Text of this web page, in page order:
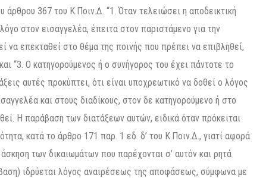
367 του Κ.Ποιν.Δ. “1. Όταν τελειώσει η αποδεικτική
στον εισαγγελέα, έπειτα στον παριστάμενο για την
να επεκταθεί στο θέμα της ποινής που πρέπει να επιβληθεί,
“3. Ο κατηγορούμενος ή ο συνήγορος του έχει πάντοτε το
αυτές προκύπτει, ότι είναι υποχρεωτικό να δοθεί ο λόγος
και στους διαδίκους, στον δε κατηγορούμενο ή στο
Η παράβαση των διατάξεων αυτών, ειδικά όταν πρόκειται
κατά το άρθρο 171 παρ. 1 εδ. δ’ του Κ.Ποιν.Δ., γιατί αφορά
των δικαιωμάτων που παρέχονται σ’ αυτόν και ρητά
ιδρύεται λόγος αναιρέσεως της αποφάσεως, σύμφωνα με